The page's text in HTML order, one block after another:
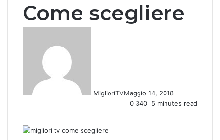
Come scegliere
MiglioriTVMaggio 14, 2018
0 340 5 minutes read
a
c
w
inm
nd
a